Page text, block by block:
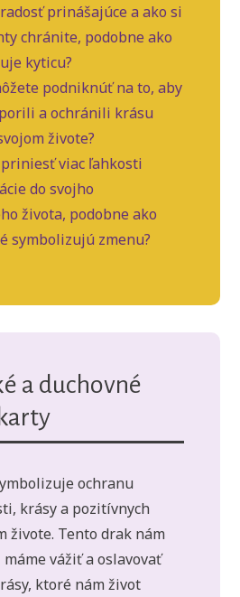
prinášajúce a ako si
chránite, podobne ako
kyticu?
podniknúť na to, aby
a ochránili krásu
živote?
viac ľahkosti
do svojho
života, podobne ako
symbolizujú zmenu?
a duchovné
ochranu
krásy a pozitívnych
živote. Tento drak nám
vážiť a oslavovať
ktoré nám život